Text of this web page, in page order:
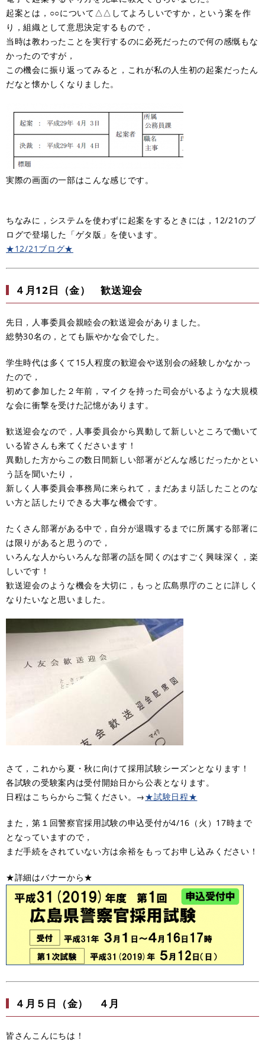
起案とは，○○について△△してよろしいですか，という案を作
り，組織として意思決定するもので，
当時は教わったことを実行するのに必死だったので何の感慨もな
かったのですが，
この機会に振り返ってみると，これが私の人生初の起案だったん
だなと懐かしくなりました。
実際の画面の一部はこんな感じです。
ちなみに，システムを使わずに起案をするときには，12/21のブ
ログで登場した「ゲタ版」を使います。
★12/21ブログ★
４月12日（金） 歓送迎会
先日，人事委員会親睦会の歓送迎会がありました。
総勢30名の，とても賑やかな会でした。
学生時代は多くて15人程度の歓迎会や送別会の経験しかなかっ
たので，
初めて参加した２年前，マイクを持った司会がいるような大規模
な会に衝撃を受けた記憶があります。
歓送迎会なので，人事委員会から異動して新しいところで働いて
いる皆さんも来てくださいます！
異動した方からこの数日間新しい部署がどんな感じだったかとい
う話を聞いたり，
新しく人事委員会事務局に来られて，まだあまり話したことのな
い方と話したりできる大事な機会です。
たくさん部署がある中で，自分が退職するまでに所属する部署に
は限りがあると思うので，
いろんな人からいろんな部署の話を聞くのはすごく興味深く，楽
しいです！
歓送迎会のような機会を大切に，もっと広島県庁のことに詳しく
なりたいなと思いました。
さて，これから夏・秋に向けて採用試験シーズンとなります！
各試験の受験案内は受付開始日から公表となります。
日程はこちらからご覧ください。→★試験日程★
また，第１回警察官採用試験の申込受付が4/16（火）17時まで
となっていますので，
まだ手続をされていない方は余裕をもってお申し込みください！
★詳細はバナーから★
４月５日（金） ４月
皆さんこんにちは！